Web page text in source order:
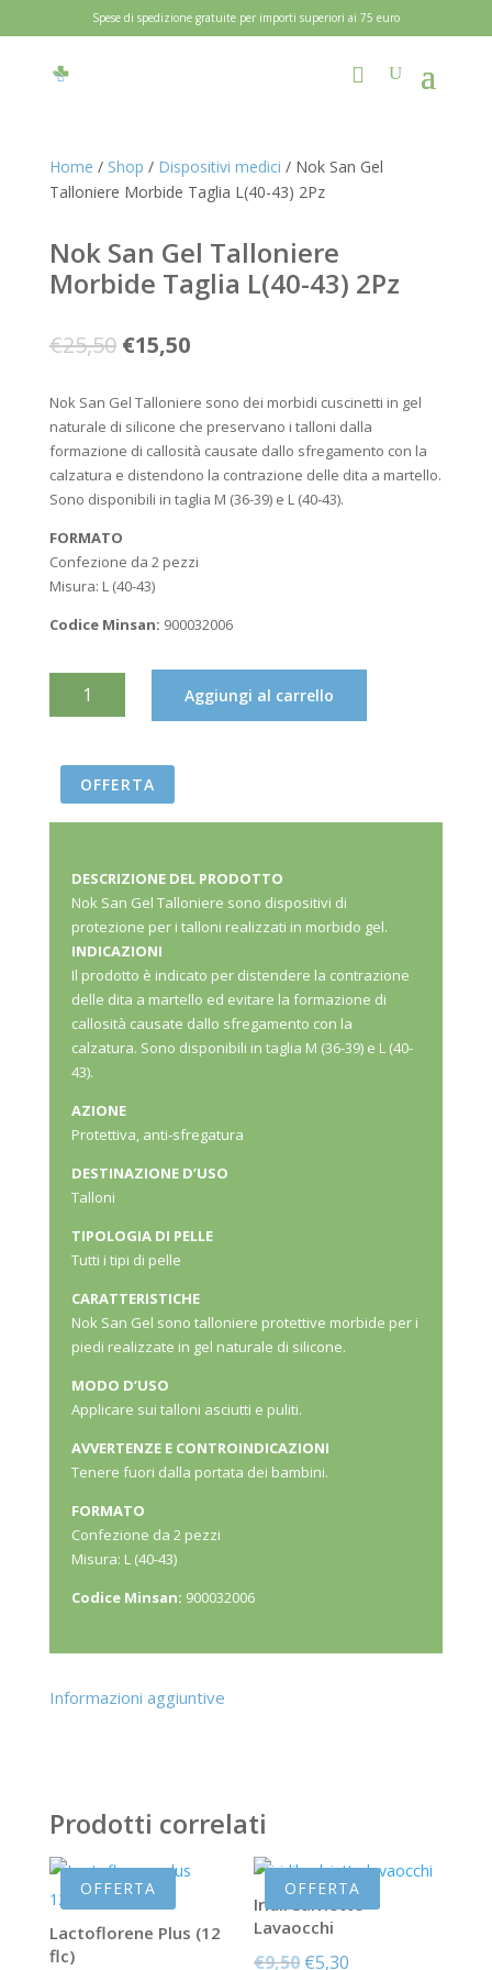
Spese di spedizione gratuite per importi superiori ai 75 euro
Home / Shop / Dispositivi medici / Nok San Gel
Talloniere Morbide Taglia L(40-43) 2Pz
Nok San Gel Talloniere
Morbide Taglia L(40-43) 2Pz
€25,50 Il
originale
era:
€25,50.
€15,50Il
attuale
è:
€15,50.
Nok San Gel Talloniere sono dei morbidi cuscinetti in gel
naturale di silicone che preservano i talloni dalla
formazione di callosità causate dallo sfregamento con la
calzatura e distendono la contrazione delle dita a martello.
Sono disponibili in taglia M (36-39) e L (40-43).
FORMATO
Confezione da 2 pezzi
Misura: L (40-43)
Codice Minsan: 900032006
TALLONIERE
MORBIDE
2PZ
QUANTITÀ
Aggiungi al carrello
OFFERTA
DESCRIZIONE DEL PRODOTTO
Nok San Gel Talloniere sono dispositivi di
protezione per i talloni realizzati in morbido gel.
INDICAZIONI
Il prodotto è indicato per distendere la contrazione
delle dita a martello ed evitare la formazione di
callosità causate dallo sfregamento con la
calzatura. Sono disponibili in taglia M (36-39) e L (40-
43).
AZIONE
Protettiva, anti-sfregatura
DESTINAZIONE D’USO
Talloni
TIPOLOGIA DI PELLE
Tutti i tipi di pelle
CARATTERISTICHE
Nok San Gel sono talloniere protettive morbide per i
piedi realizzate in gel naturale di silicone.
MODO D’USO
Applicare sui talloni asciutti e puliti.
AVVERTENZE E CONTROINDICAZIONI
Tenere fuori dalla portata dei bambini.
FORMATO
Confezione da 2 pezzi
Misura: L (40-43)
Codice Minsan: 900032006
Informazioni aggiuntive
Prodotti correlati
OFFERTA
Lactoflorene Plus (12
flc)
OFFERTA
Iridil Salviette
Lavaocchi
€9,50 Il
€5,30